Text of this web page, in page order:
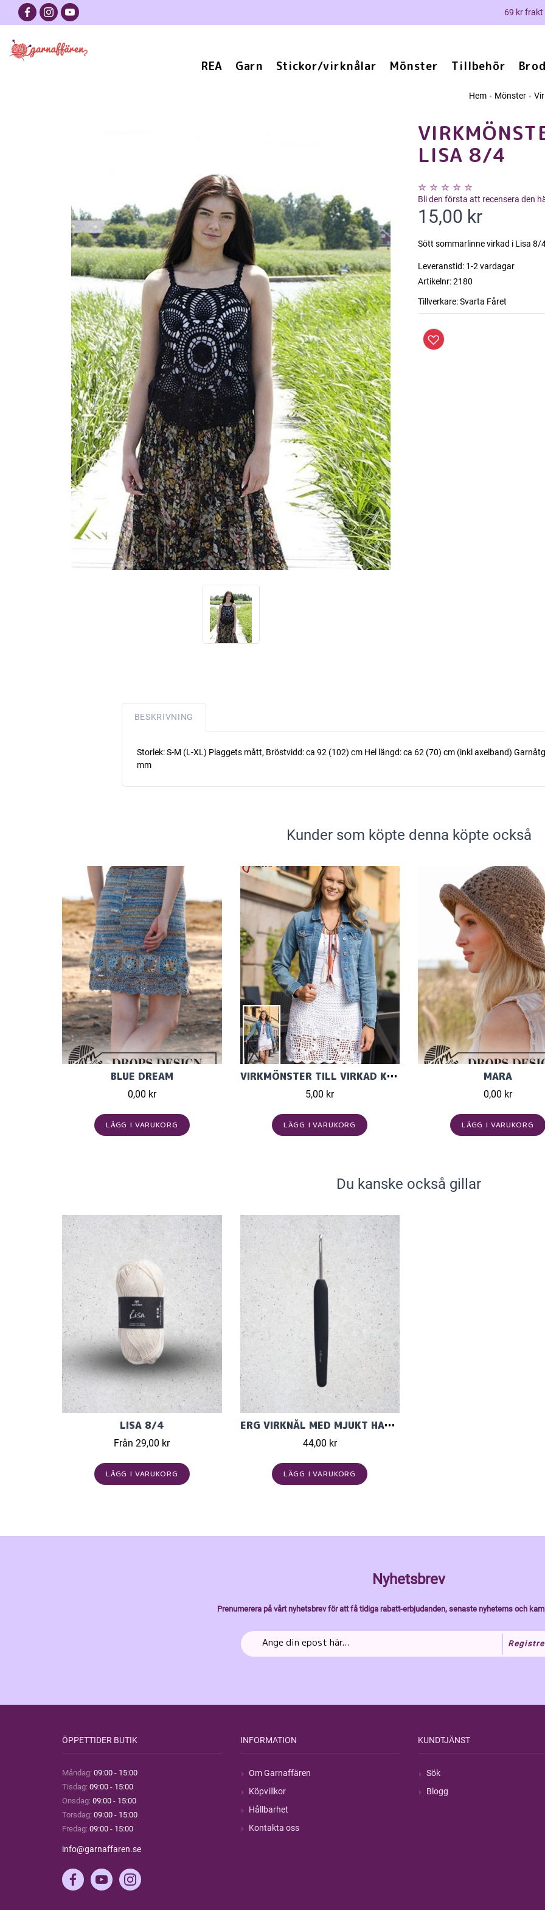
69 kr
REA Garn Stickor/virknålar Mönster Tillbehör
Hem Mönster
LISA 8/4
Bli den första att recensera den
15,00 kr
Sött sommarlinne virkad i Lisa 8/
Leveranstid: 1-2 vardagar
Artikelnr:2180
Tillverkare:Svarta Fåret
BESKRIVNING
Storlek: S-M (L-XL) Plaggets mått, Bröstvidd: ca 92 (102) cm Hel längd: ca 62 (70) cm (inkl axelband)
mm
Kunder som köpte denna köpte också
BLUE DREAM
0,00 kr
LÄGG I VARUKORG
VIRKMÖNSTER TILL VIRKAD KJOL I ELISE
5,00 kr
LÄGG I VARUKORG
MARA
0,00 kr
LÄGG I VARUKORG
Du kanske också gillar
LISA 8/4
Från 29,00 kr
LÄGG I VARUKORG
ERG VIRKNÅL MED MJUKT HANDGREPP
44,00 kr
LÄGG I VARUKORG
Nyhetsbrev
Prenumerera på vårt nyhetsbrev för att få tidiga rabatt-erbjudanden, senaste nyheterns och
ÖPPETTIDER BUTIK
Måndag: 09:00 - 15:00
Tisdag: 09:00 - 15:00
Onsdag: 09:00 - 15:00
Torsdag: 09:00 - 15:00
Fredag: 09:00 - 15:00
info@garnaffaren.se
INFORMATION
Om Garnaffären
Köpvillkor
Hållbarhet
Kontakta oss
KUNDTJÄNST
Sök
Blogg